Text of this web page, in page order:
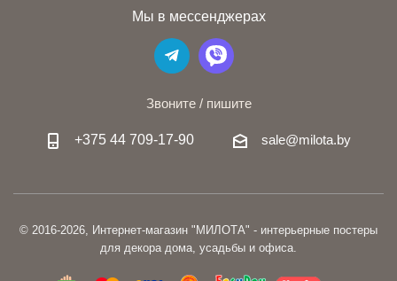
Мы в мессенджерах
Звоните / пишите
+375 44 709-17-90 sale@milota.by
© 2016-2026, Интернет-магазин "МИЛОТА" - интерьерные постеры
для декора дома, усадьбы и офиса.